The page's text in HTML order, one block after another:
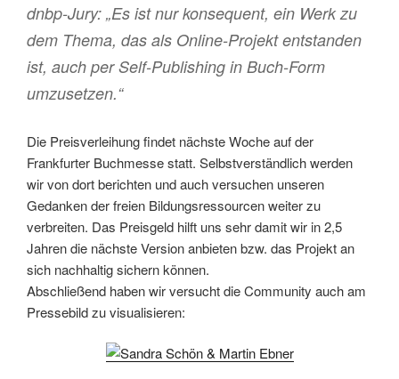
dnbp-Jury: „Es ist nur konsequent, ein Werk zu
dem Thema, das als Online-Projekt entstanden
ist, auch per Self-Publishing in Buch-Form
umzusetzen.“
Die Preisverleihung findet nächste Woche auf der
Frankfurter Buchmesse statt. Selbstverständlich werden
wir von dort berichten und auch versuchen unseren
Gedanken der freien Bildungsressourcen weiter zu
verbreiten. Das Preisgeld hilft uns sehr damit wir in 2,5
Jahren die nächste Version anbieten bzw. das Projekt an
sich nachhaltig sichern können.
Abschließend haben wir versucht die Community auch am
Pressebild zu visualisieren: